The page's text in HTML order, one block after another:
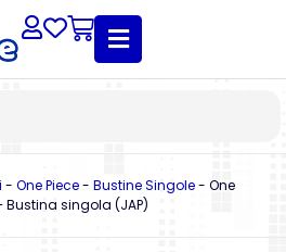
- One Piece- Bustine Singole- One
Bustina singola (JAP)